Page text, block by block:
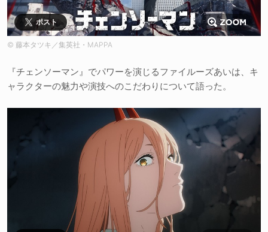
ポスト
© 藤本タツキ／集英社・MAPPA
『チェンソーマン』でパワーを演じるファイルーズあいは、キ
ャラクターの魅力や演技へのこだわりについて語った。